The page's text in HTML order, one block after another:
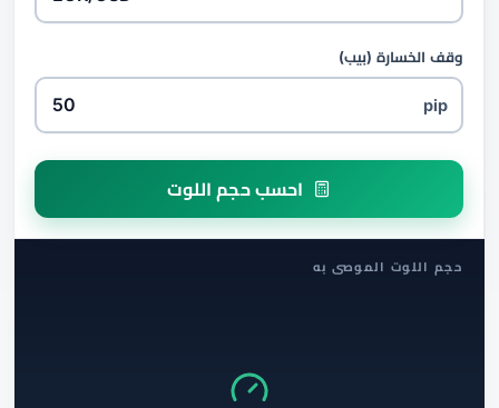
وقف الخسارة (بيب)
pip
احسب حجم اللوت
حجم اللوت الموصى به